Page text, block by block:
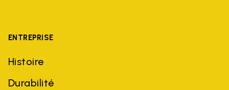
ENTREPRISE
Histoire
Durabilité